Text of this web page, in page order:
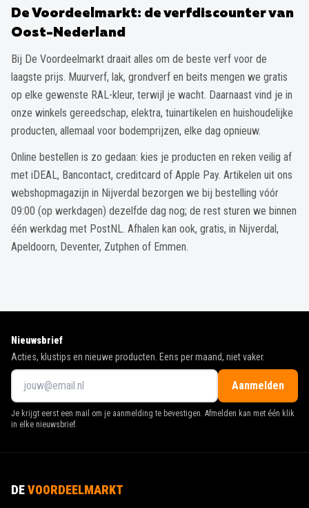
De Voordeelmarkt: de verfdiscounter van
Oost-Nederland
Bij De Voordeelmarkt draait alles om de beste verf voor de
laagste prijs. Muurverf, lak, grondverf en beits mengen we gratis
op elke gewenste RAL-kleur, terwijl je wacht. Daarnaast vind je in
onze winkels gereedschap, elektra, tuinartikelen en huishoudelijke
producten, allemaal voor bodemprijzen, elke dag opnieuw.
Online bestellen is zo gedaan: kies je producten en reken veilig af
met iDEAL, Bancontact, creditcard of Apple Pay. Artikelen uit ons
webshopmagazijn in Nijverdal bezorgen we bij bestelling vóór
09:00 (op werkdagen) dezelfde dag nog; de rest sturen we binnen
één werkdag met PostNL. Afhalen kan ook, gratis, in Nijverdal,
Apeldoorn, Deventer, Zutphen of Emmen.
Nieuwsbrief
Acties, klustips en nieuwe producten. Eens per maand, niet vaker.
Aanmelden
Je krijgt eerst een mail om je aanmelding te bevestigen. Afmelden kan met één klik
in elke nieuwsbrief.
DEVOORDEELMARKT